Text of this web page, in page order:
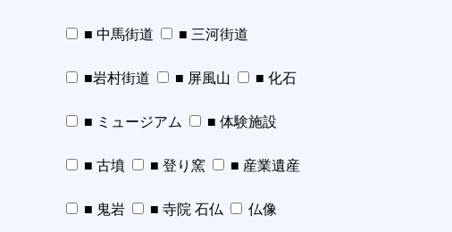
■ 中馬街道 ■ 三河街道
■岩村街道 ■ 屏風山 ■ 化石
■ ミュージアム ■ 体験施設
■ 古墳 ■ 登り窯 ■ 産業遺産
■ 鬼岩 ■ 寺院 石仏 仏像